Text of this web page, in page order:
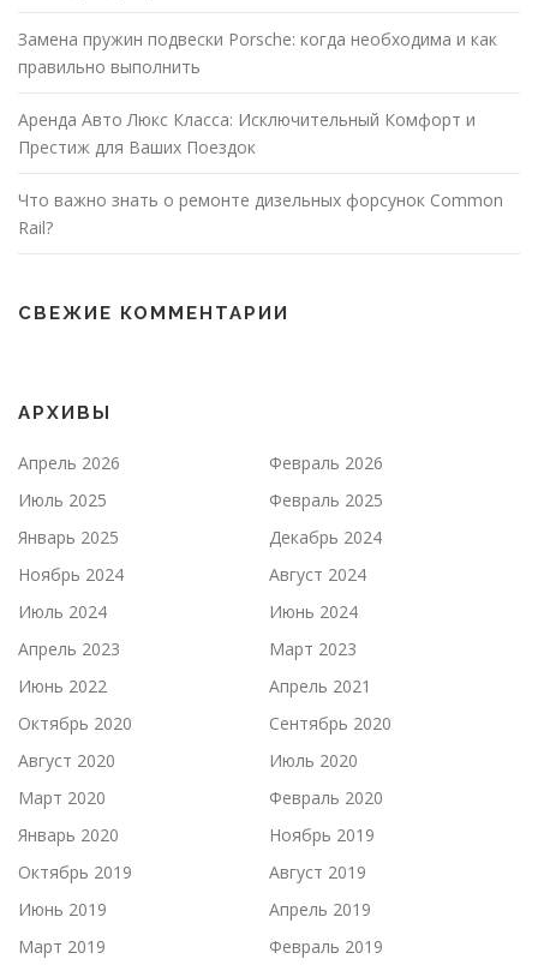
Замена пружин подвески Porsche: когда необходима и как
правильно выполнить
Аренда Авто Люкс Класса: Исключительный Комфорт и
Престиж для Ваших Поездок
Что важно знать о ремонте дизельных форсунок Common
Rail?
СВЕЖИЕ КОММЕНТАРИИ
АРХИВЫ
Апрель 2026
Февраль 2026
Июль 2025
Февраль 2025
Январь 2025
Декабрь 2024
Ноябрь 2024
Август 2024
Июль 2024
Июнь 2024
Апрель 2023
Март 2023
Июнь 2022
Апрель 2021
Октябрь 2020
Сентябрь 2020
Август 2020
Июль 2020
Март 2020
Февраль 2020
Январь 2020
Ноябрь 2019
Октябрь 2019
Август 2019
Июнь 2019
Апрель 2019
Март 2019
Февраль 2019